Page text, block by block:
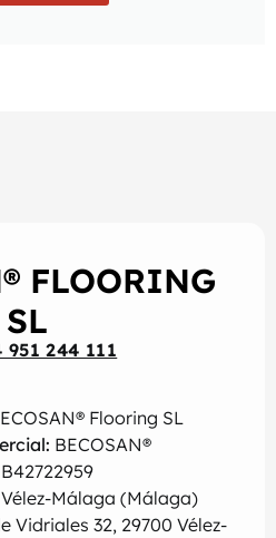
FLOORING
SL
951 244 111
Flooring SL
BECOSAN®
B42722959
Vélez-Málaga (Málaga)
Vidriales 32, 29700 Vélez-